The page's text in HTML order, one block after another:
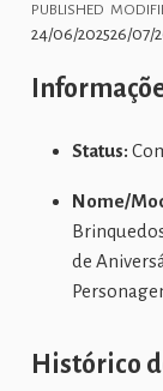
PUBLISHED
24/06/202526/07/
Status:
Nome/
de
Histórico